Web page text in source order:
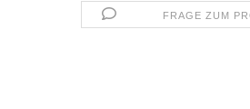
FRAGE ZUM